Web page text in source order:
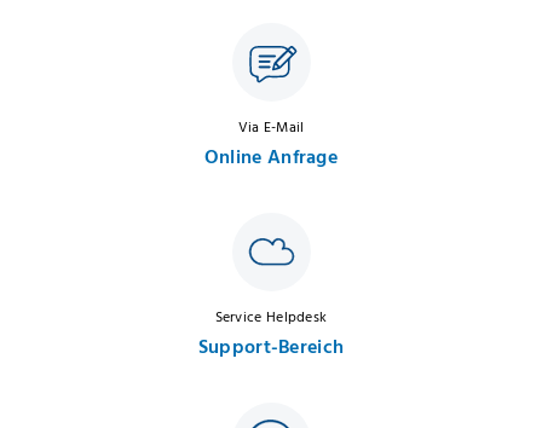
Via E-Mail
Online Anfrage
Service Helpdesk
Support-Bereich